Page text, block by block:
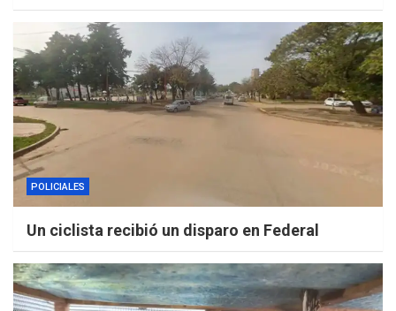
POLICIALES
Un ciclista recibió un disparo en Federal